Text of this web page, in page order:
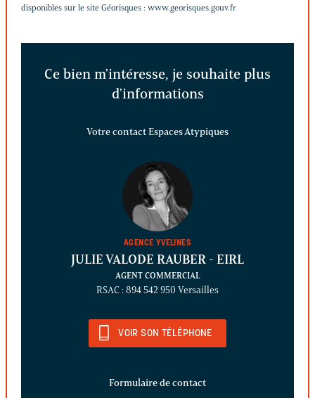
disponibles sur le site Géorisques : www.georisques.gouv.fr
Ce bien m'intéresse, je souhaite plus
d'informations
Votre contact Espaces Atypiques
AGENCE YVELINES
JULIE VALODE RAUBER - EIRL
AGENT COMMERCIAL
RSAC : 894 542 950 Versailles
VOIR SON TÉLÉPHONE
Formulaire de contact